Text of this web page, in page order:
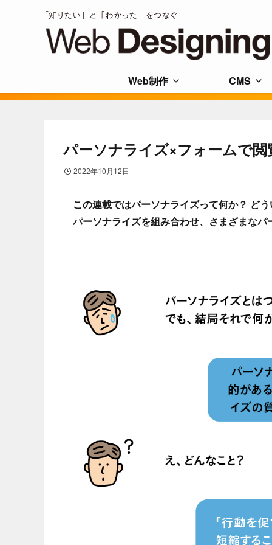
Web制作 CMS
パーソナライズ×フォームで
2022年10月12日
この連載ではパーソナライズって何か？ ど
パーソナライズを組み合わせ、さまざまな